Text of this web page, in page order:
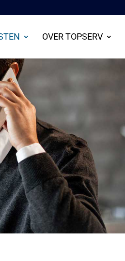
OVER TOPSERV